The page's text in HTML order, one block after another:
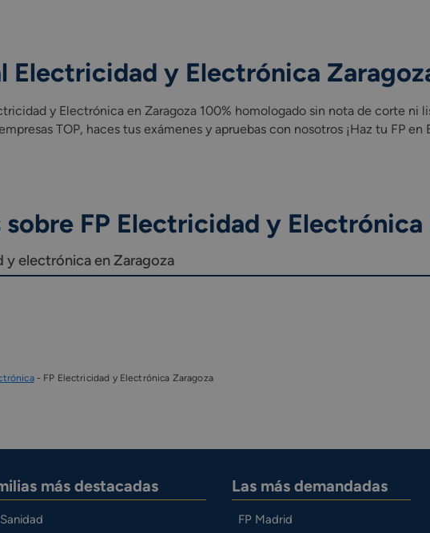
Electricidad y Electrónica
y Electrónica en Zaragoza 100% homologado sin nota de corte ni
TOP, haces tus exámenes y apruebas con nosotros ¡Haz tu FP
FP Electricidad y Electrónica
y electrónica en Zaragoza
- FP Electricidad y Electrónica Zaragoza
más destacadas Las más demandadas
FP Madrid